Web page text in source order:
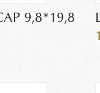
9,8*19,8